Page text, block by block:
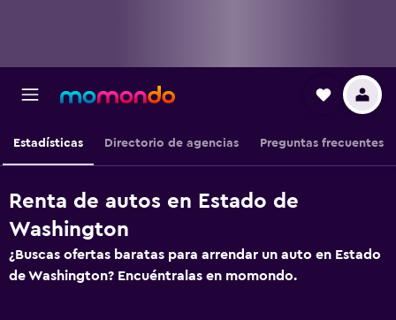
Estadísticas Directorio de agencias Preguntas frecuentes
Renta de autos en Estado de
Washington
¿Buscas ofertas baratas para arrendar un auto en Estado
de Washington? Encuéntralas en momondo.